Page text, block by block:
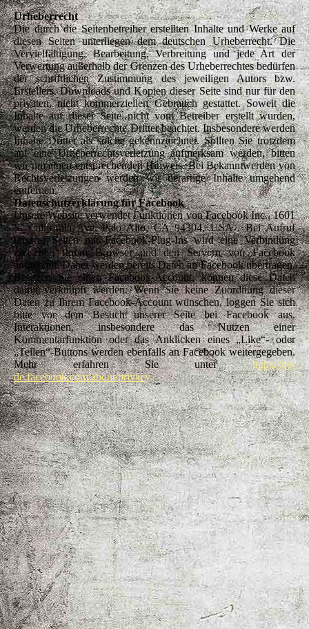
Urheberrecht
Die durch die Seitenbetreiber erstellten Inhalte und Werke auf
diesen Seiten unterliegen dem deutschen Urheberrecht. Die
Vervielfältigung, Bearbeitung, Verbreitung und jede Art der
Verwertung außerhalb der Grenzen des Urheberrechtes bedürfen
der schriftlichen Zustimmung des jeweiligen Autors bzw.
Erstellers. Downloads und Kopien dieser Seite sind nur für den
privaten, nicht kommerziellen Gebrauch gestattet. Soweit die
Inhalte auf dieser Seite nicht vom Betreiber erstellt wurden,
werden die Urheberrechte Dritter beachtet. Insbesondere werden
Inhalte Dritter als solche gekennzeichnet. Sollten Sie trotzdem
auf eine Urheberrechtsverletzung aufmerksam werden, bitten
wir um einen entsprechenden Hinweis. Bei Bekanntwerden von
Rechtsverletzungen werden wir derartige Inhalte umgehend
entfernen.
Datenschutzerklärung für Facebook
Unsere Website verwendet Funktionen von Facebook Inc., 1601
S. California Ave, Palo Alto, CA 94304, USA . Bei Aufruf
unserer Seiten mit Facebook-Plug-Ins wird eine Verbindung
zwischen Ihrem Browser und den Servern von Facebook
aufgebaut. Dabei werden bereits Daten an Facebook übertragen.
Besitzen Sie einen Facebook-Account, können diese Daten
damit verknüpft werden. Wenn Sie keine Zuordnung dieser
Daten zu Ihrem Facebook-Account wünschen, loggen Sie sich
bitte vor dem Besuch unserer Seite bei Facebook aus.
Interaktionen, insbesondere das Nutzen einer
Kommentarfunktion oder das Anklicken eines „Like“- oder
„Teilen“-Buttons werden ebenfalls an Facebook weitergegeben.
Mehr erfahren Sie unterhttps://de-
de.facebook.com/about/privacy.